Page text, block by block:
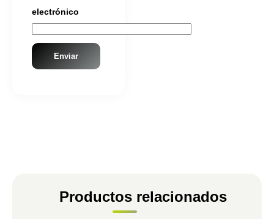
electrónico
Productos relacionados